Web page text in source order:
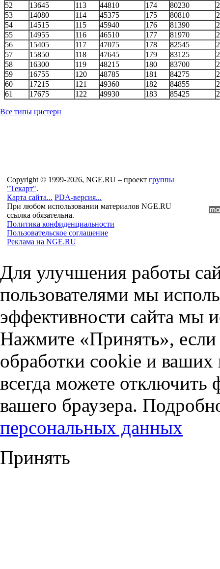
52
13645 113 44810 174 80230
53
14080 114 45375 175 80810
54
14515 115 45940 176 81390
55
14955 116 46510 177 81970
56
15405 117 47075 178 82545
57
15850 118 47645 179 83125
58
16300 119 48215 180 83700
59
16755 120 48785 181 84275
60
17215 121 49360 182 84855
61
17675 122 49930 183 85425
Все типы цистерн
Copyright © 1999-2026, NGE.RU – проект группы
"Текарт".
Карта сайта... PDA-версия...
При любом использовании материалов NGE.RU
ссылка обязательна.
Политика конфиденциальности
Пользовательское соглашение
Реклама на NGE.RU
Для улучшения работы
пользователями мы
эффективности сайта мы
Нажмите «Принять», если
обработки cookie и
всегда можете отключить
вашего браузера.
персональных данных
Принять